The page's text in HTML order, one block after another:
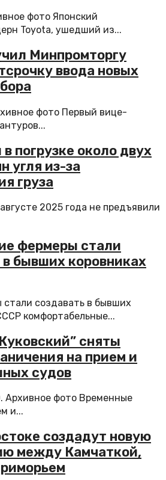
фото Японский
Toyota, ушедший из...
Минпромторгу
ввода новых
фото Первый вице-
погрузке около двух
угля из-за
груза
2025 года не предъявили
фермеры стали
бывших коровниках
создавать в бывших
комфортабельные...
сняты
на прием и
судов
Архивное фото Временные
и...
создадут новую
между Камчаткой,